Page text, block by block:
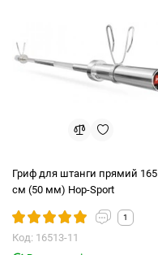
Гриф для штанги прямий 165
см (50 мм) Hop-Sport
1
Код: 16513-11